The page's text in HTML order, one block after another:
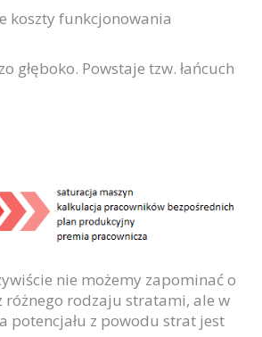
koszty funkcjonowania
Powstaje tzw. łańcuch
nie możemy zapominać o
różnego rodzaju stratami, ale w
potencjału z powodu strat jest